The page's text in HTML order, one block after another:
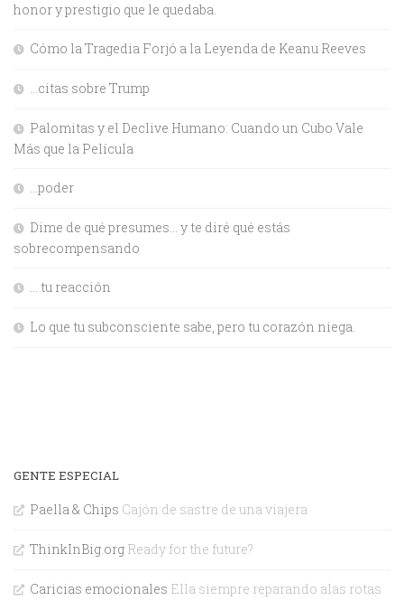
honor y prestigio que le quedaba.
Cómo la Tragedia Forjó a la Leyenda de Keanu Reeves
…citas sobre Trump
Palomitas y el Declive Humano: Cuando un Cubo Vale
Más que la Película
…poder
Dime de qué presumes… y te diré qué estás
sobrecompensando
… tu reacción
Lo que tu subconsciente sabe, pero tu corazón niega.
GENTE ESPECIAL
Paella & Chips Cajón de sastre de una viajera
ThinkInBig.org Ready for the future?
Caricias emocionales Ella siempre reparando alas rotas